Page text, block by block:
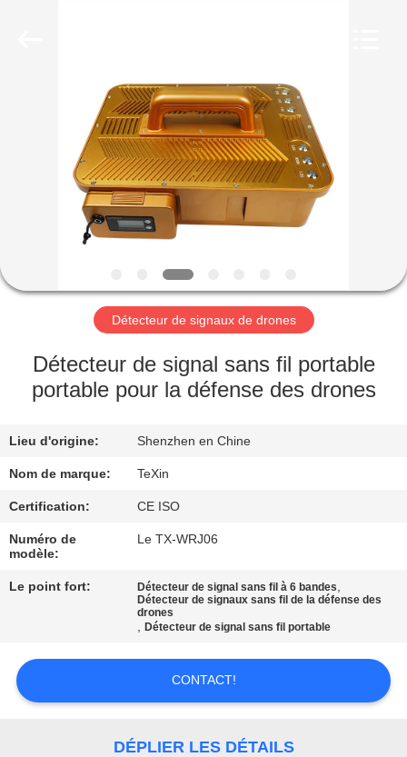
MAISON
PRODUITS
SUJET
DE
NOUS
VISITE
D'USINE
CONTRÔLE
DE
QUALITÉ
CONTACTEZ-
NOUS
BLOGUE
Détecteur de signaux de drones
Détecteur de signal sans fil portable
portable pour la défense des drones
Lieu d'origine: Shenzhen en Chine
Nom de marque: TeXin
Certification: CE ISO
Numéro de
modèle:
Le TX-WRJ06
Le point fort: Détecteur de signal sans fil à 6 bandes,
Détecteur de signaux sans fil de la défense des
drones
,Détecteur de signal sans fil portable
CONTACT!
DÉPLIER LES DÉTAILS